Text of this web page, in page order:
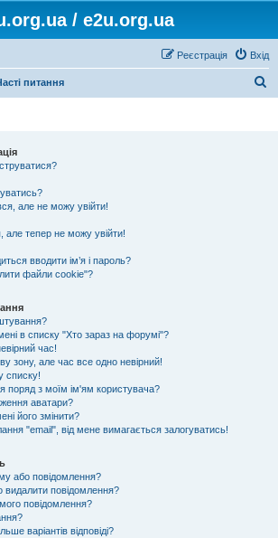
/ e2u.org.ua
Вхід
Реєстрація
питання
але не можу увійти!
але тепер не можу увійти!
вводити ім’я і пароль?
файли cookie"?
в списку "Хто зараз на форумі"?
час!
зону, але час все одно невірний!
списку!
поряд з моїм ім'ям користувача?
аватари?
його змінити?
"email", від мене вимагається залогуватись!
або повідомлення?
видалити повідомлення?
повідомлення?
варіантів відповіді?